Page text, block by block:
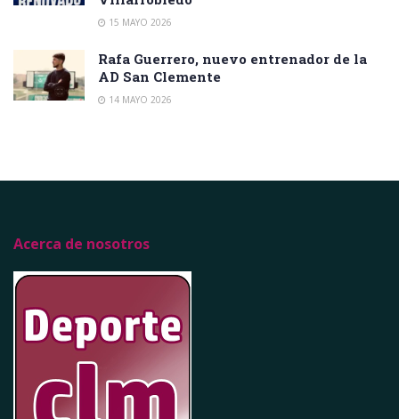
15 MAYO 2026
Rafa Guerrero, nuevo entrenador de la
AD San Clemente
14 MAYO 2026
Acerca de nosotros